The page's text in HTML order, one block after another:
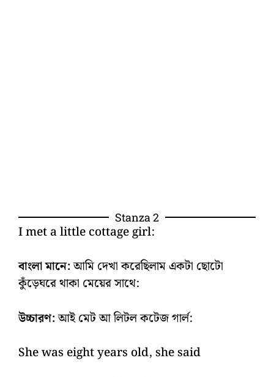
Stanza 2
I met a little cottage girl:
বাংলা মানে:আমি দেখা করেছিলাম একটা ছোটো
কুঁড়েঘরে থাকা মেয়ের সাথে:
উচ্চারণ:আই মেট আ লিটল কটেজ গার্ল:
She was eight years old, she said